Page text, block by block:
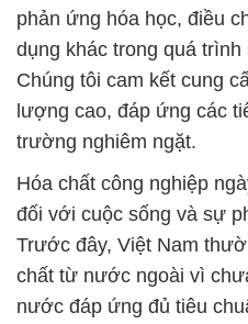
phản ứng hóa học, điều
dụng khác trong quá
Chúng tôi cam kết cung
lượng cao, đáp ứng các
trường nghiêm ngặt.
Hóa chất công nghiệp
đối với cuộc sống và sự
Trước đây, Việt Nam
chất từ nước ngoài vì
nước đáp ứng đủ tiêu